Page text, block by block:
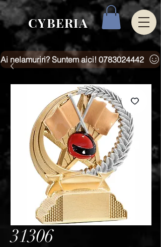
CYBERIA
Ai nelamuriri? Suntem aici! 0783024442
31306